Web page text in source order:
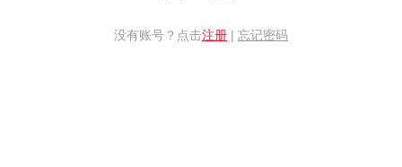
没有账号？点击注册 | 忘记密码